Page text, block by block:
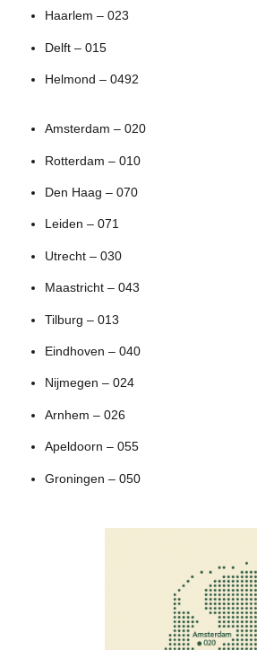
Haarlem – 023
Delft – 015
Helmond – 0492
Amsterdam – 020
Rotterdam – 010
Den Haag – 070
Leiden – 071
Utrecht – 030
Maastricht – 043
Tilburg – 013
Eindhoven – 040
Nijmegen – 024
Arnhem – 026
Apeldoorn – 055
Groningen – 050